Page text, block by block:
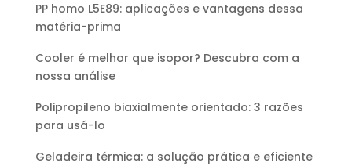
PP homo L5E89: aplicações e vantagens dessa
matéria-prima
Cooler é melhor que isopor? Descubra com a
nossa análise
Polipropileno biaxialmente orientado: 3 razões
para usá-lo
Geladeira térmica: a solução prática e eficiente